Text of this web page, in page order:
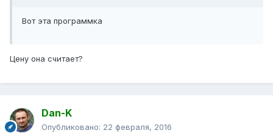
Вот эта программка
Цену она считает?
Dan-K
Опубликовано: 22 февраля, 2016